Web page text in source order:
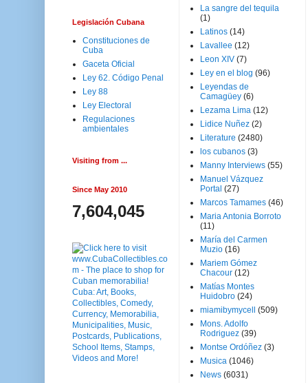
Legislación Cubana
Constituciones de
Cuba
Gaceta Oficial
Ley 62. Código Penal
Ley 88
Ley Electoral
Regulaciones
ambientales
Visiting from ...
Since May 2010
7,604,045
La sangre del tequila
(1)
Latinos (14)
Lavallee (12)
Leon XIV (7)
Ley en el blog (96)
Leyendas de
Camagüey (6)
Lezama Lima (12)
Lidice Nuñez (2)
Literature (2480)
los cubanos (3)
Manny Interviews (55)
Manuel Vázquez
Portal (27)
Marcos Tamames (46)
Maria Antonia Borroto
(11)
María del Carmen
Muzio (16)
Mariem Gómez
Chacour (12)
Matías Montes
Huidobro (24)
miamibymycell
(509)
Mons. Adolfo
Rodriguez (39)
Montse Ordóñez (3)
Musica (1046)
News (6031)